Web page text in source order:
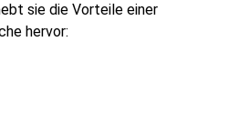
sie die Vorteile einer
hervor: